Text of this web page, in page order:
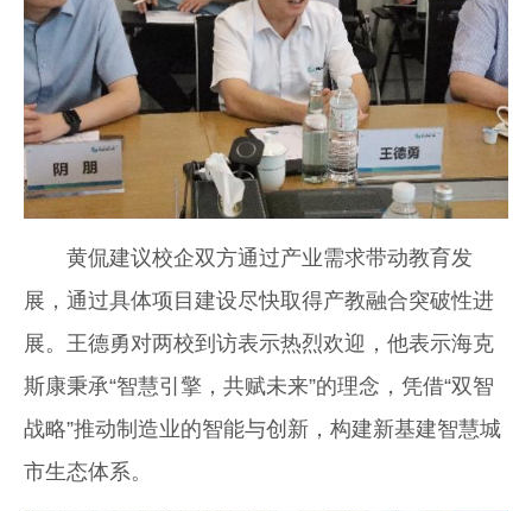
黄侃建议校企双方通过产业需求带动教育发
展，通过具体项目建设尽快取得产教融合突破性进
展。王德勇对两校到访表示热烈欢迎，他表示海克
斯康秉承“智慧引擎，共赋未来”的理念，凭借“双智
战略”推动制造业的智能与创新，构建新基建智慧城
市生态体系。